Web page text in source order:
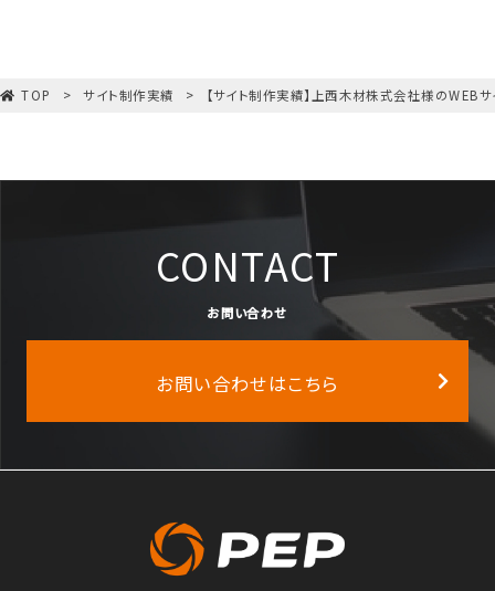
TOP サイト制作実績 【サイト制作実績】上西木材株式会社様のWEB
CONTACT
お問い合わせ
お問い合わせはこちら